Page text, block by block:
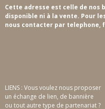
Cette adresse est celle de nos
disponible ni à la vente. Pour
nous contacter par telephone,
LIENS : Vous voulez nous proposer
un échange de lien, de bannière
ou tout autre type de partenariat ?